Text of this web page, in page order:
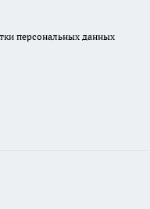
персональных данных